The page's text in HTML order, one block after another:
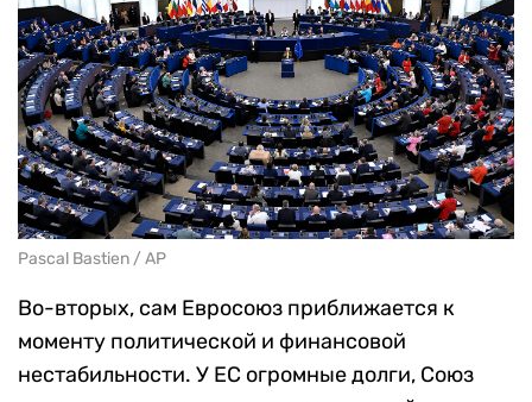
Pascal Bastien / AP
Во-вторых, сам Евросоюз приближается к
моменту политической и финансовой
нестабильности. У ЕС огромные долги, Союз